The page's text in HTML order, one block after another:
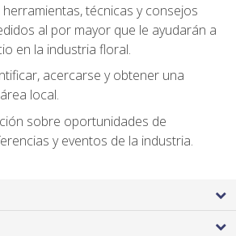
técnicas y consejos
al por mayor que le ayudarán a
en la industria floral.
acercarse y obtener una
local.
sobre oportunidades de
y eventos de la industria.